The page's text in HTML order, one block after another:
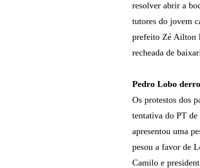
resolver abrir a
tutores do jovem
prefeito Zé Ailton
recheada de
Pedro Lobo
Os protestos dos
tentativa do PT
apresentou uma
pesou a favor de
Camilo e